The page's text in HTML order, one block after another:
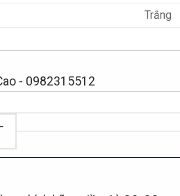
Trắng
- 0982315512